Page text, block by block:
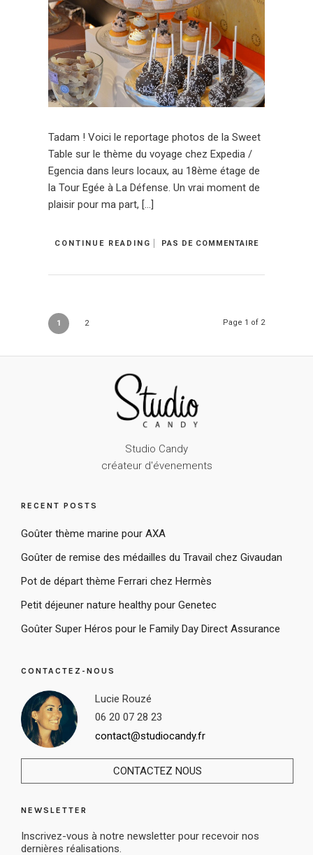
Tadam ! Voici le reportage photos de la Sweet
Table sur le thème du voyage chez Expedia /
Egencia dans leurs locaux, au 18ème étage de
la Tour Egée à La Défense. Un vrai moment de
plaisir pour ma part, […]
CONTINUE READING PAS DE COMMENTAIRE
1 2 Page 1 of 2
Studio Candy
créateur d'évenements
RECENT POSTS
Goûter thème marine pour AXA
Goûter de remise des médailles du Travail chez Givaudan
Pot de départ thème Ferrari chez Hermès
Petit déjeuner nature healthy pour Genetec
Goûter Super Héros pour le Family Day Direct Assurance
CONTACTEZ-NOUS
Lucie Rouzé
06 20 07 28 23
contact@studiocandy.fr
CONTACTEZ NOUS
NEWSLETTER
Inscrivez-vous à notre newsletter pour recevoir nos
dernières réalisations.